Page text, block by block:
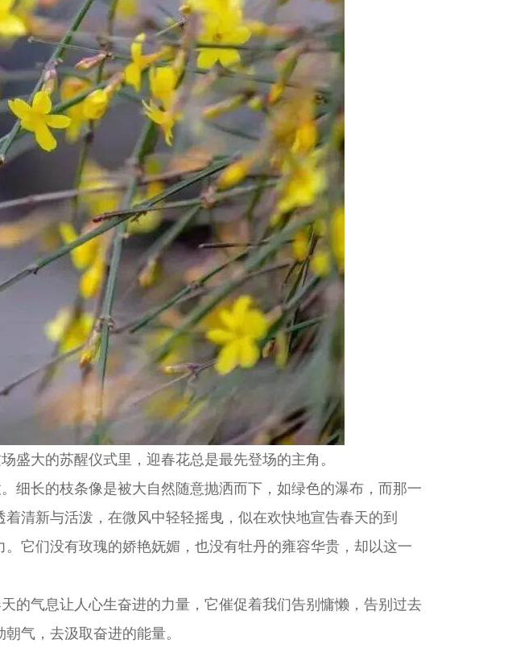
大的苏醒仪式里，迎春花总是最先登场的主角。
长的枝条像是被大自然随意抛洒而下，如绿色的瀑布，而那一
清新与活泼，在微风中轻轻摇曳，似在欢快地宣告春天的到
它们没有玫瑰的娇艳妩媚，也没有牡丹的雍容华贵，却以这一
气息让人心生奋进的力量，它催促着我们告别慵懒，告别过去
气，去汲取奋进的能量。